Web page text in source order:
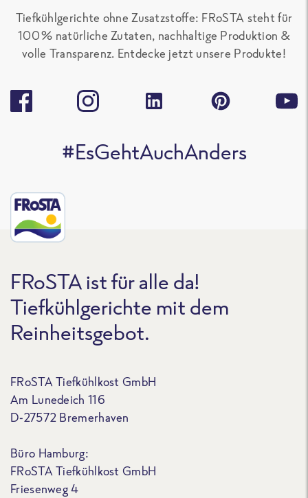
Tiefkühlgerichte ohne Zusatzstoffe: FRoSTA steht für
100 % natürliche Zutaten, nachhaltige Produktion &
volle Transparenz. Entdecke jetzt unsere Produkte!
#EsGehtAuchAnders
FRoSTA ist für alle da!
Tiefkühlgerichte mit dem
Reinheitsgebot.
FRoSTA Tiefkühlkost GmbH
Am Lunedeich 116
D-27572 Bremerhaven
Büro Hamburg:
FRoSTA Tiefkühlkost GmbH
Friesenweg 4